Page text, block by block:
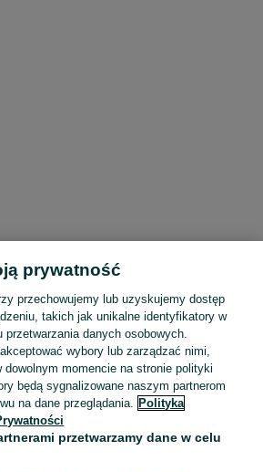
nie jest już dostępne
prywatność
przechowujemy lub uzyskujemy dostęp
takich jak unikalne identyfikatory w
przetwarzania danych osobowych.
wybory lub zarządzać nimi,
dowolnym momencie na stronie polityki
będą sygnalizowane naszym partnerom
na dane przeglądania. Polityka
przetwarzamy dane w celu